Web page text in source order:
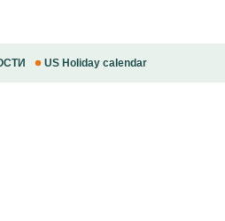
US Holiday calendar